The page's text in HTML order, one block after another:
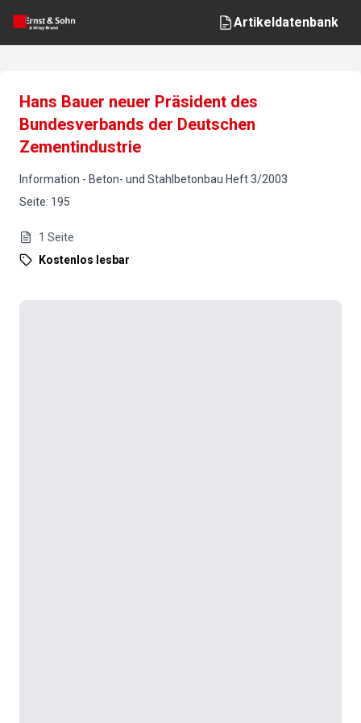
Artikeldatenbank
Hans Bauer neuer Präsident des
Bundesverbands der Deutschen
Zementindustrie
Information - Beton- und Stahlbetonbau Heft3/2003
Seite: 195
1 Seite
Kostenlos lesbar